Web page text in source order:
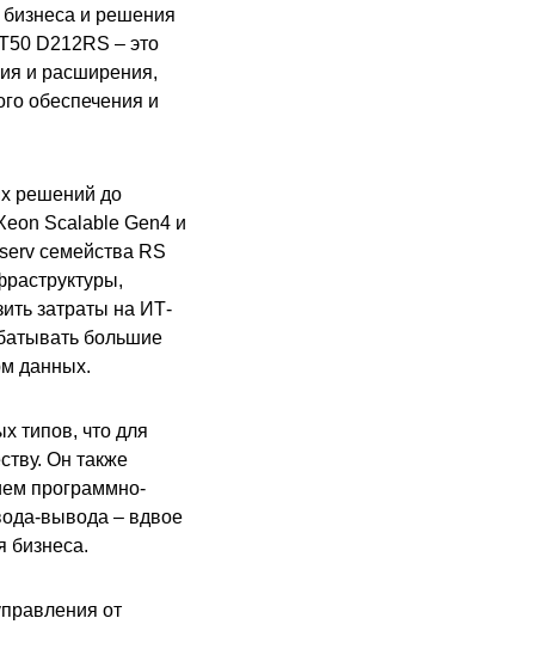
и решения
D212RS – это
и расширения,
обеспечения и
решений до
Scalable Gen4 и
семейства RS
затраты на ИТ-
большие
данных.
типов, что для
Он также
программно-
вывода – вдвое
бизнеса.
от